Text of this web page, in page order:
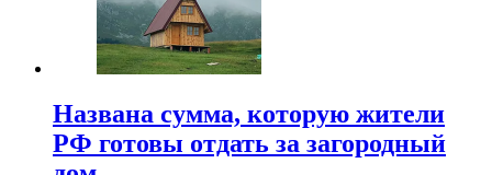
Названа сумма, которую жители
РФ готовы отдать за загородный